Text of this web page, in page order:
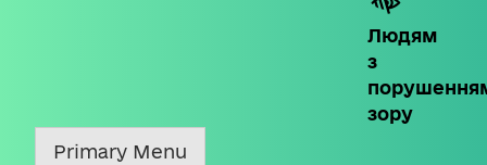
Людям
з
зору
Primary Menu